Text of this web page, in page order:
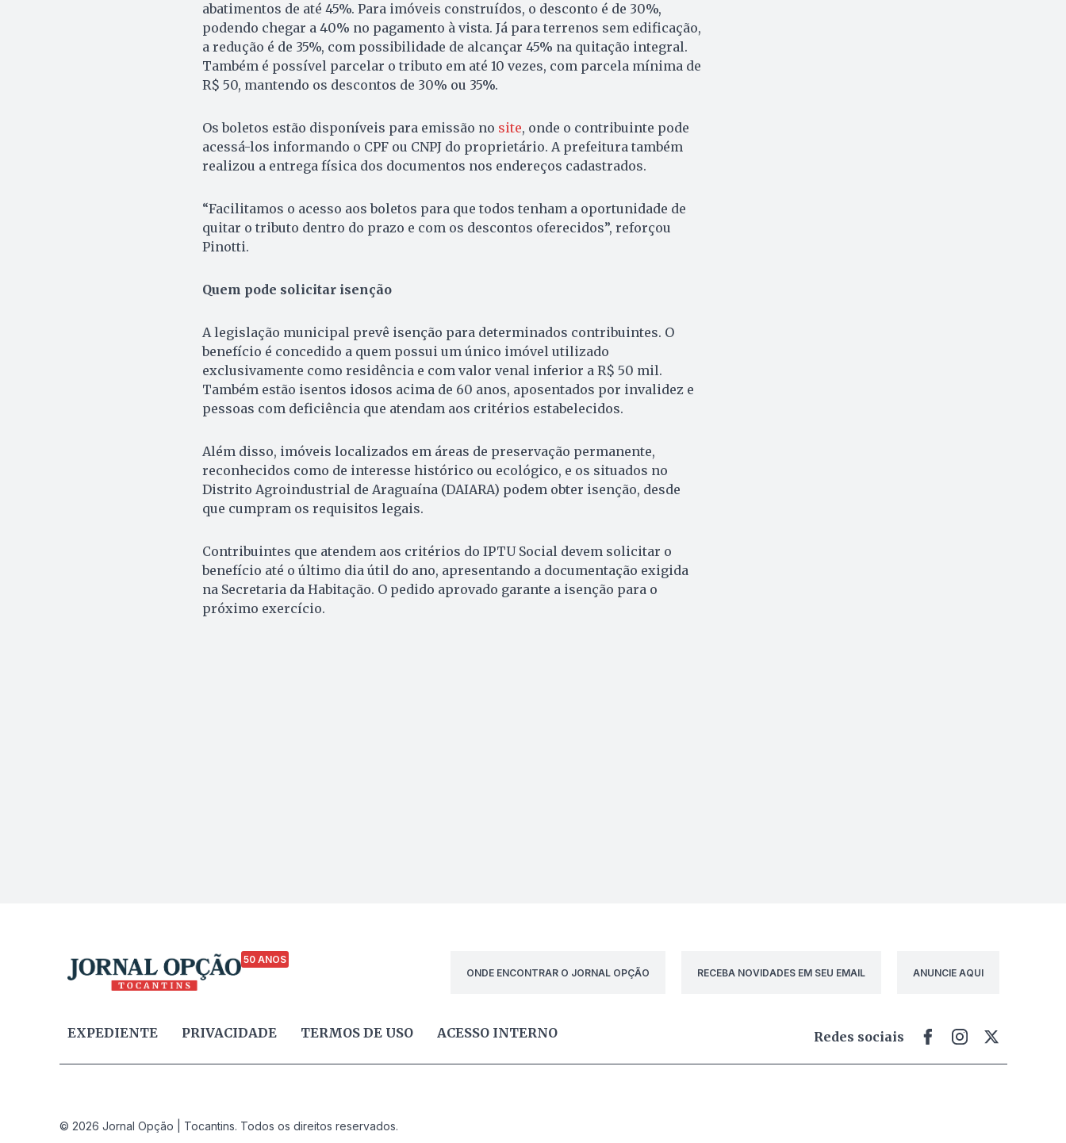
abatimentos de até 45%. Para imóveis construídos, o desconto é de 30%,
podendo chegar a 40% no pagamento à vista. Já para terrenos sem edificação,
a redução é de 35%, com possibilidade de alcançar 45% na quitação integral.
Também é possível parcelar o tributo em até 10 vezes, com parcela mínima de
R$ 50, mantendo os descontos de 30% ou 35%.
Os boletos estão disponíveis para emissão no site, onde o contribuinte pode
acessá-los informando o CPF ou CNPJ do proprietário. A prefeitura também
realizou a entrega física dos documentos nos endereços cadastrados.
“Facilitamos o acesso aos boletos para que todos tenham a oportunidade de
quitar o tributo dentro do prazo e com os descontos oferecidos”, reforçou
Pinotti.
Quem pode solicitar isenção
A legislação municipal prevê isenção para determinados contribuintes. O
benefício é concedido a quem possui um único imóvel utilizado
exclusivamente como residência e com valor venal inferior a R$ 50 mil.
Também estão isentos idosos acima de 60 anos, aposentados por invalidez e
pessoas com deficiência que atendam aos critérios estabelecidos.
Além disso, imóveis localizados em áreas de preservação permanente,
reconhecidos como de interesse histórico ou ecológico, e os situados no
Distrito Agroindustrial de Araguaína (DAIARA) podem obter isenção, desde
que cumpram os requisitos legais.
Contribuintes que atendem aos critérios do IPTU Social devem solicitar o
benefício até o último dia útil do ano, apresentando a documentação exigida
na Secretaria da Habitação. O pedido aprovado garante a isenção para o
próximo exercício.
50 ANOS
ONDE ENCONTRAR O JORNAL OPÇÃO
RECEBA NOVIDADES EM SEU EMAIL ANUNCIE AQUI
EXPEDIENTE PRIVACIDADE TERMOS DE USO ACESSO INTERNO Redes sociais
© 2026 Jornal Opção | Tocantins. Todos os direitos reservados.